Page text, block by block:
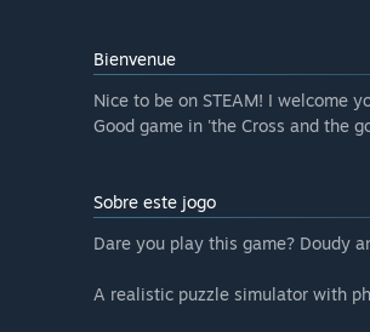
Bienvenue
Nice to be on STEAM! I welcome
Good game in 'the Cross and the
Sobre este jogo
Dare you play this game? Doudy
A realistic puzzle simulator with